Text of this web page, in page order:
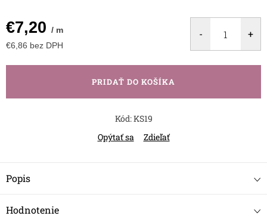
€7,20 / m
€6,86 bez DPH
PRIDAŤ DO KOŠÍKA
Kód:KS19
Opýtať sa
Zdieľať
Popis
Hodnotenie